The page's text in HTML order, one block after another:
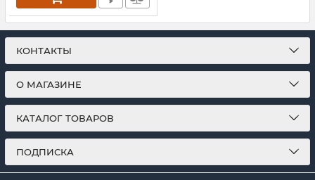
КОНТАКТЫ
О МАГАЗИНЕ
КАТАЛОГ ТОВАРОВ
ПОДПИСКА